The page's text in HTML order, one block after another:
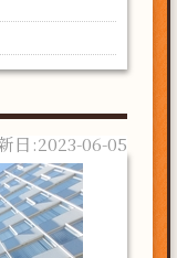
2023-06-05